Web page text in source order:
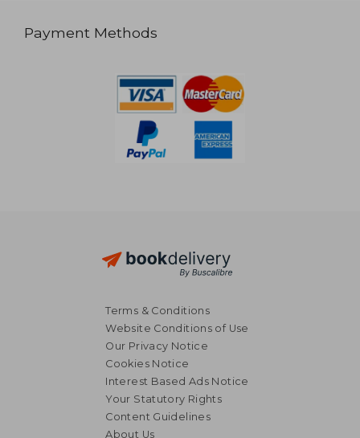
Payment Methods
Terms & Conditions
Website Conditions of Use
Our Privacy Notice
Cookies Notice
Interest Based Ads Notice
Your Statutory Rights
Content Guidelines
About Us